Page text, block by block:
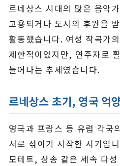
르네상스 시대의 많은 음악
고용되거나 도시의 후원을
활동했습니다. 여성 작곡가
제한적이었지만, 연주자로
늘어나는 추세였습니다.
르네상스 초기, 영국 억
영국과 프랑스 등 유럽 각국
서로 섞이기 시작한 시기입
모테트, 샹송 같은 세속 다